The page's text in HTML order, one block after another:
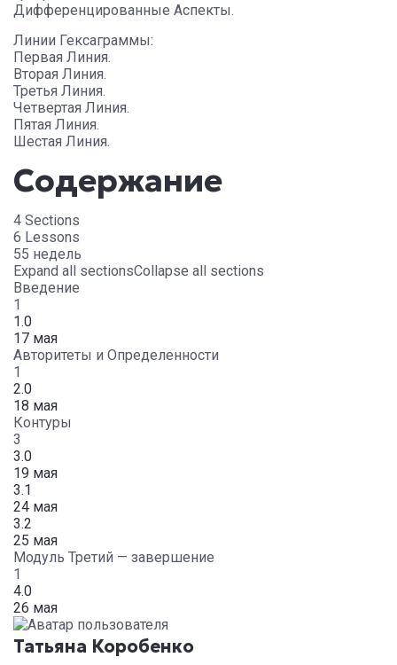
Дифференцированные Аспекты.
Линии Гексаграммы:
Первая Линия.
Вторая Линия.
Третья Линия.
Четвертая Линия.
Пятая Линия.
Шестая Линия.
Содержание
4 Sections
6 Lessons
55 недель
Expand all sectionsCollapse all sections
Введение
1
1.0
17 мая
Авторитеты и Определенности
1
2.0
18 мая
Контуры
3
3.0
19 мая
3.1
24 мая
3.2
25 мая
Модуль Третий — завершение
1
4.0
26 мая
Татьяна Коробенко